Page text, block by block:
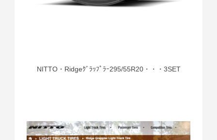
NITTO・Ridgeｸﾞﾗｯﾌﾟﾗｰ295/55R20・・・3SET